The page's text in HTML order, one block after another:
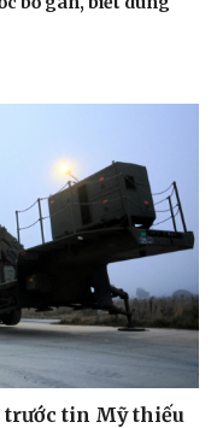
trước tin Mỹ thiếu